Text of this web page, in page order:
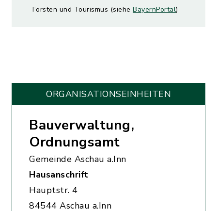
Forsten und Tourismus (siehe BayernPortal)
ORGANISATIONS­EINHEITEN
Bauverwaltung,
Ordnungsamt
Gemeinde Aschau a.Inn
Hausanschrift
Hauptstr. 4
84544 Aschau a.Inn